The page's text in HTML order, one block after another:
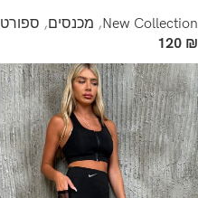
New Collection
, מכנסים, ספורט
120 ₪